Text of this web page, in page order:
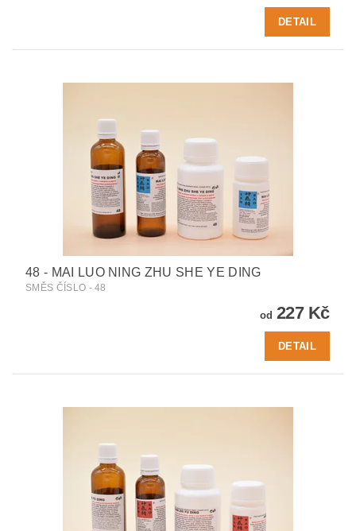
DETAIL
48 - MAI LUO NING ZHU SHE YE DING
SMĚS ČÍSLO - 48
od 227 Kč
DETAIL